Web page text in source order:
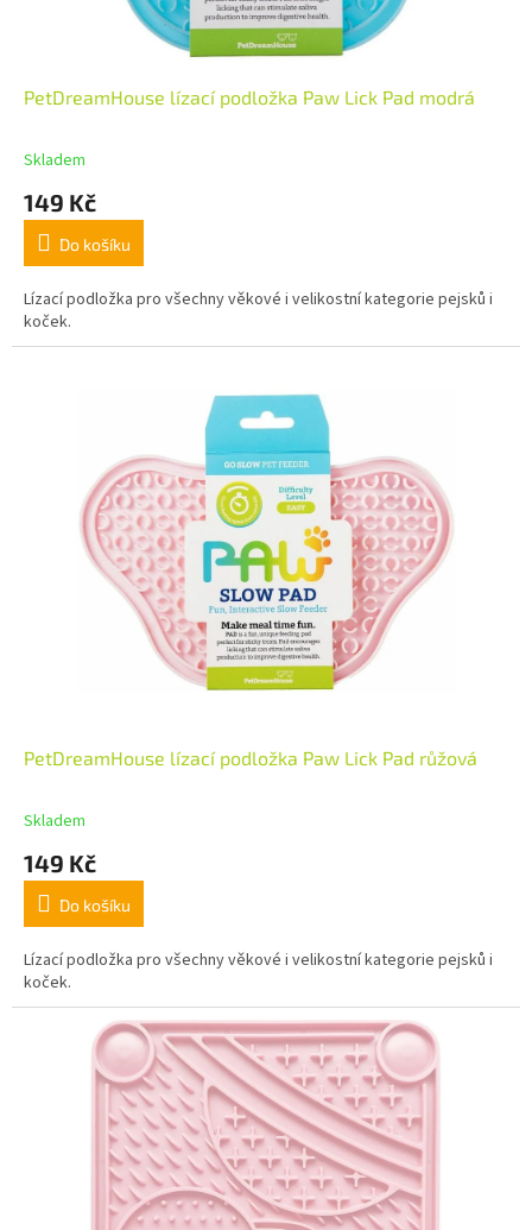
PetDreamHouse lízací podložka Paw Lick Pad modrá
Skladem
149 Kč
Do košíku
Lízací podložka pro všechny věkové i velikostní kategorie pejsků i
koček.
PetDreamHouse lízací podložka Paw Lick Pad růžová
Skladem
149 Kč
Do košíku
Lízací podložka pro všechny věkové i velikostní kategorie pejsků i
koček.